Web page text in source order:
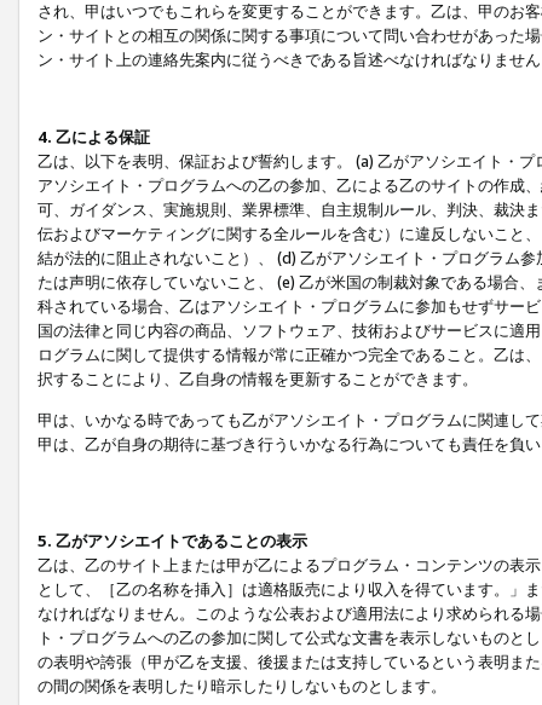
され、甲はいつでもこれらを変更することができます。乙は、甲のお
ン・サイトとの相互の関係に関する事項について問い合わせがあった
ン・サイト上の連絡先案内に従うべきである旨述べなければなりませ
4. 乙による保証
乙は、以下を表明、保証および誓約します。 (a) 乙がアソシエイト・
アソシエイト・プログラムへの乙の参加、乙による乙のサイトの作成
可、ガイダンス、実施規則、業界標準、自主規制ルール、判決、裁決
伝およびマーケティングに関する全ルールを含む）に違反しないこと
結が法的に阻止されないこと）、 (d) 乙がアソシエイト・プログラム
たは声明に依存していないこと、 (e) 乙が米国の制裁対象である場合
科されている場合、乙はアソシエイト・プログラムに参加もせずサー
国の法律と同じ内容の商品、ソフトウェア、技術およびサービスに適
ログラムに関して提供する情報が常に正確かつ完全であること。乙は
択することにより、乙自身の情報を更新することができます。
甲は、いかなる時であっても乙がアソシエイト・プログラムに関連し
甲は、乙が自身の期待に基づき行ういかなる行為についても責任を負
5. 乙がアソシエイトであることの表示
乙は、乙のサイト上または甲が乙によるプログラム・コンテンツの表
として、［乙の名称を挿入］は適格販売により収入を得ています。」
なければなりません。このような公表および適用法により求められる
ト・プログラムへの乙の参加に関して公式な文書を表示しないもの
の表明や誇張（甲が乙を支援、後援または支持しているという表明ま
の間の関係を表明したり暗示したりしないものとします。